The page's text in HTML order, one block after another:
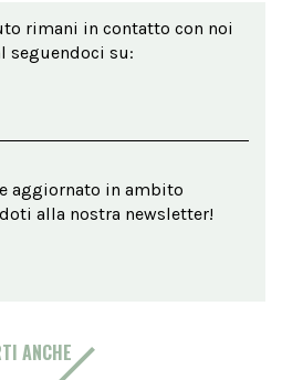
rimani in contatto con noi
seguendoci su:
aggiornato in ambito
alla nostra newsletter!
ANCHE